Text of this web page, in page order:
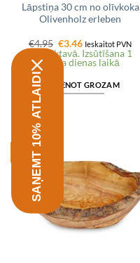
Lāpstiņa 30 cm no olīvkoka
Olivenholz erleben
€4.95 Original
price
was:
€4.95.
€3.46Current
price
is:
Ieskaitot PVN
Ir noliktavā. Izsūtīšana 1
darba dienas laikā
PIEVIENOT GROZAM
-30%
SAŅEMT 10% ATLAIDI